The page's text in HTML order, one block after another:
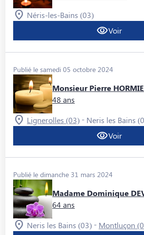
Néris-les-Bains (03)
Voir
Publié le samedi 05 octobre 2024
Monsieur Pierre
48 ans
Lignerolles (03) - Neris les Bains
Voir
Publié le dimanche 31 mars 2024
Madame Dominique
64 ans
Neris les Bains (03) - Montluçon